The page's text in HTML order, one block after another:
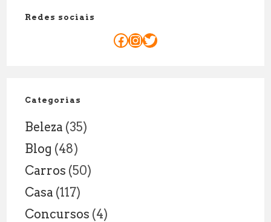
Redes sociais
Facebook
Instagram
Twitter
Categorias
Beleza (35)
Blog (48)
Carros (50)
Casa (117)
Concursos (4)